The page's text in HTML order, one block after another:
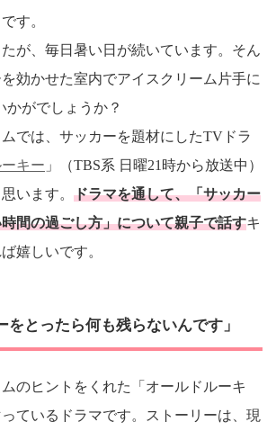
す。
が、毎日暑い日が続いています。そん
効かせた室内でアイスクリーム片手に
がでしょうか？
では、サッカーを題材にしたTVドラ
キー 」（TBS系 日曜21時から放送中）
います。 ドラマを通して、「サッカー
間の過ごし方」について親子で話すキ
嬉しいです。
をとったら何も残らないんです」
のヒントをくれた「オールドルーキ
ているドラマです。ストーリーは、現